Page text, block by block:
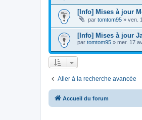
[Info] Mises à jour
par tomtom95 » ven.
[Info] Mises à jour
par tomtom95 » mer. 17
Aller à la recherche avancée
Accueil du forum